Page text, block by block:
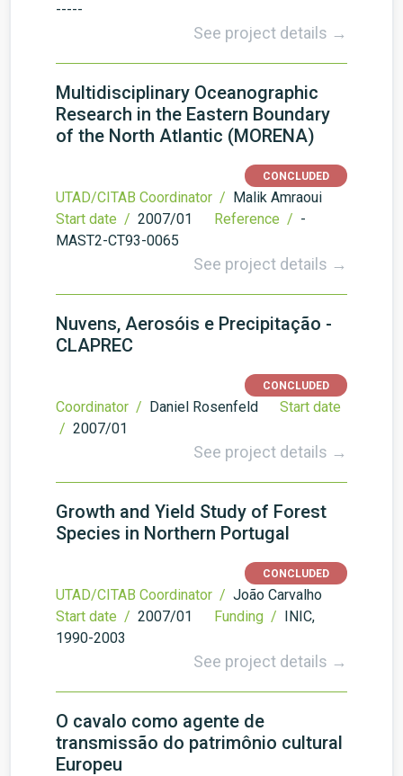
-----
See project details →
Multidisciplinary Oceanographic
Research in the Eastern Boundary
of the North Atlantic (MORENA)
CONCLUDED
UTAD/CITAB Coordinator / Malik Amraoui
Start date / 2007/01 Reference / -
MAST2-CT93-0065
See project details →
Nuvens, Aerosóis e Precipitação -
CLAPREC
CONCLUDED
Coordinator / Daniel Rosenfeld
Start date
/ 2007/01
See project details →
Growth and Yield Study of Forest
Species in Northern Portugal
CONCLUDED
UTAD/CITAB Coordinator / João Carvalho
Start date / 2007/01 Funding / INIC,
1990-2003
See project details →
O cavalo como agente de
transmissão do patrimônio cultural
Europeu